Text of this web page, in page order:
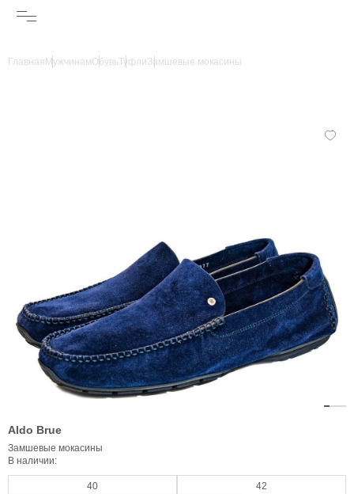
Главная МужчинамОбувьТуфлиЗамшевые мокасины
Aldo Brue
Замшевые мокасины
В наличии:
40 42